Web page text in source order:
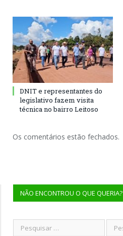
DNIT e representantes do
legislativo fazem visita
técnica no bairro Leitoso
Os comentários estão fechados.
NÃO ENCONTROU O QUE QUERIA?